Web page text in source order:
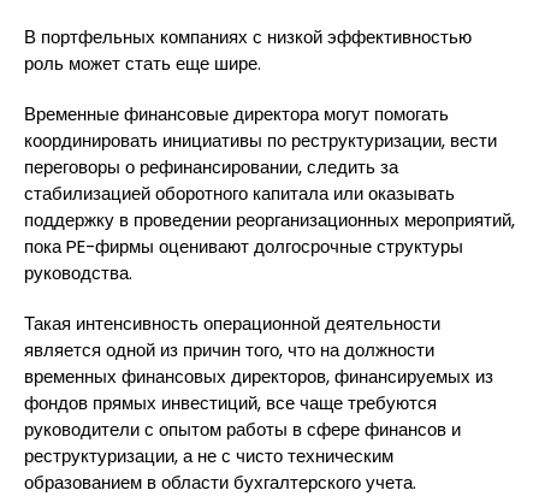
В портфельных компаниях с низкой эффективностью
роль может стать еще шире.
Временные финансовые директора могут помогать
координировать инициативы по реструктуризации, вести
переговоры о рефинансировании, следить за
стабилизацией оборотного капитала или оказывать
поддержку в проведении реорганизационных мероприятий,
пока PE-фирмы оценивают долгосрочные структуры
руководства.
Такая интенсивность операционной деятельности
является одной из причин того, что на должности
временных финансовых директоров, финансируемых из
фондов прямых инвестиций, все чаще требуются
руководители с опытом работы в сфере финансов и
реструктуризации, а не с чисто техническим
образованием в области бухгалтерского учета.